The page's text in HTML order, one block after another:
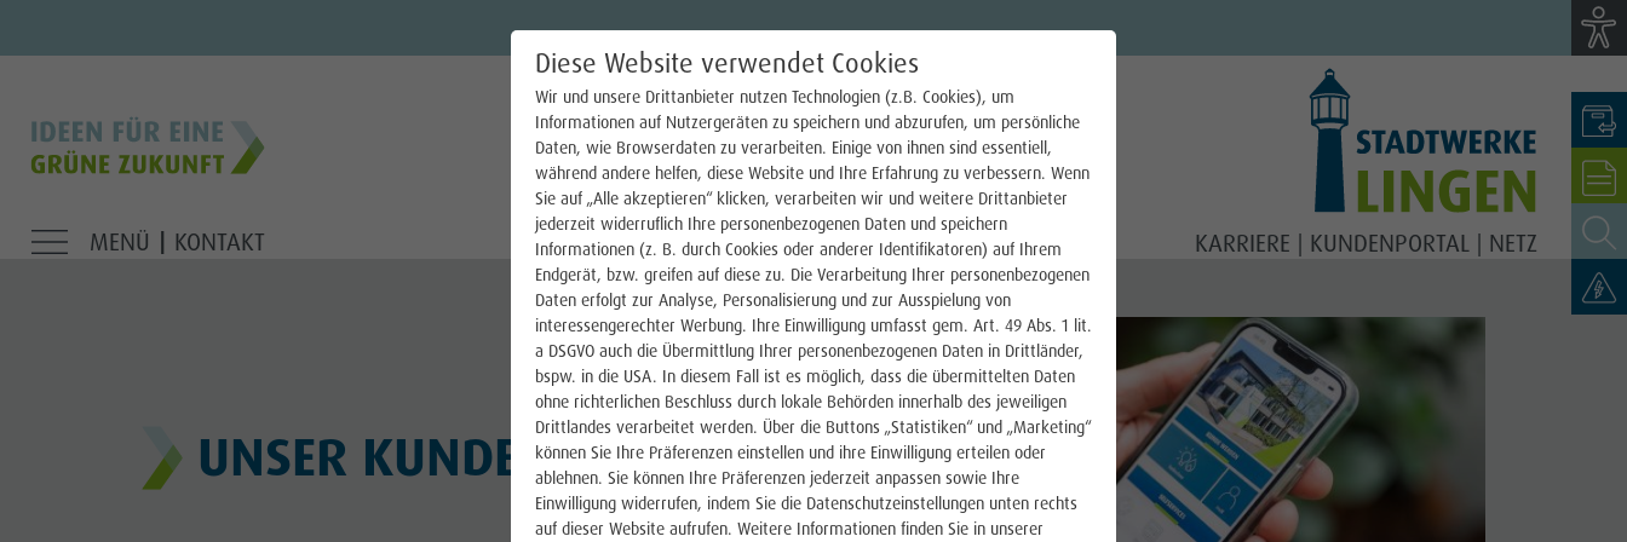
Gas
MENÜ KONTAKT KARRIERE KUNDENPORTAL NETZ
UNSER KUNDENPORTAL
Diese Website verwendet Cookies
Wir und unsere Drittanbieter nutzen Technologien (z.B. Cookies), um
Informationen auf Nutzergeräten zu speichern und abzurufen, um persönliche
Daten, wie Browserdaten zu verarbeiten. Einige von ihnen sind essentiell,
während andere helfen, diese Website und Ihre Erfahrung zu verbessern. Wenn
Sie auf „Alle akzeptieren“ klicken, verarbeiten wir und weitere Drittanbieter
jederzeit widerruflich Ihre personenbezogenen Daten und speichern
Informationen (z. B. durch Cookies oder anderer Identifikatoren) auf Ihrem
Endgerät, bzw. greifen auf diese zu. Die Verarbeitung Ihrer personenbezogenen
Daten erfolgt zur Analyse, Personalisierung und zur Ausspielung von
interessengerechter Werbung. Ihre Einwilligung umfasst gem. Art. 49 Abs. 1 lit.
a DSGVO auch die Übermittlung Ihrer personenbezogenen Daten in Drittländer,
bspw. in die USA. In diesem Fall ist es möglich, dass die übermittelten Daten
ohne richterlichen Beschluss durch lokale Behörden innerhalb des jeweiligen
Drittlandes verarbeitet werden. Über die Buttons „Statistiken“ und „Marketing“
können Sie Ihre Präferenzen einstellen und ihre Einwilligung erteilen oder
ablehnen. Sie können Ihre Präferenzen jederzeit anpassen sowie Ihre
Einwilligung widerrufen, indem Sie die Datenschutzeinstellungen unten rechts
auf dieser Website aufrufen. Weitere Informationen finden Sie in unserer